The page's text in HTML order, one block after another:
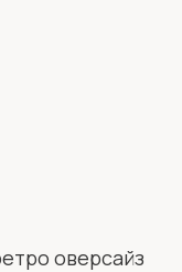
оверсайз